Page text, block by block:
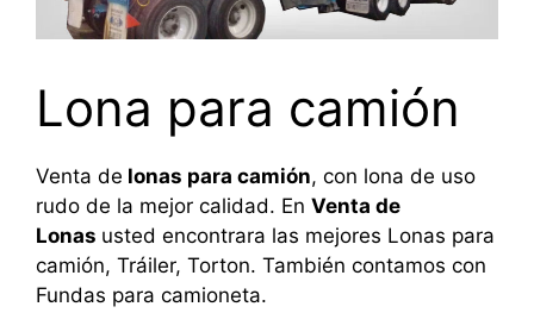
Lona para camión
Venta de lonas para camión, con lona de uso
rudo de la mejor calidad. En Venta de
Lonas usted encontrara las mejores Lonas para
camión, Tráiler, Torton. También contamos con
Fundas para camioneta.